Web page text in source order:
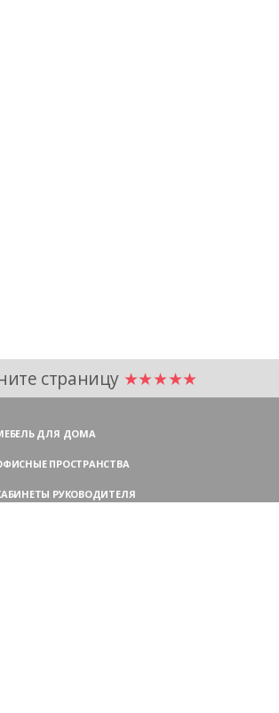
страницу ★★★★★
ДЛЯ ДОМА
ПРОСТРАНСТВА
РУКОВОДИТЕЛЯ